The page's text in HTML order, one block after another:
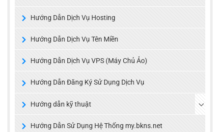
Hướng Dẫn Dịch Vụ Hosting
Hướng Dẫn Dịch Vụ Tên Miền
Hướng Dẫn Dịch Vụ VPS (Máy Chủ Ảo)
Hướng Dẫn Đăng Ký Sử Dụng Dịch Vụ
Hướng dẫn kỹ thuật
Hướng Dẫn Sử Dụng Hệ Thống my.bkns.net